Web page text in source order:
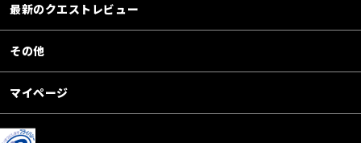
最新のクエストレビュー
その他
マイページ